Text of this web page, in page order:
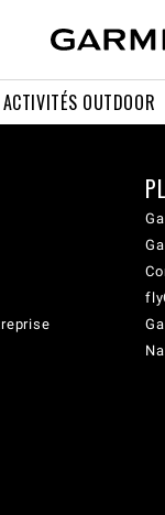
ACTIVITÉS OUTDOOR